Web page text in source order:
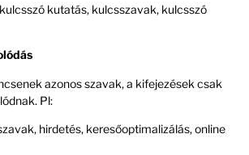
kutatás, kulcsszavak, kulcsszó
azonos szavak, a kifejezések csak
Pl:
hirdetés, keresőoptimalizálás, online